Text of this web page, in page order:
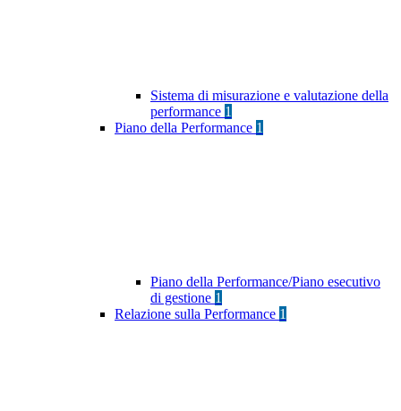
Sistema di misurazione e valutazione della
performance 1
Piano della Performance 1
Piano della Performance/Piano esecutivo
di gestione 1
Relazione sulla Performance 1